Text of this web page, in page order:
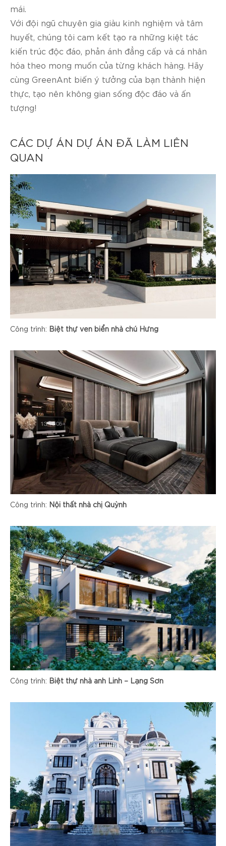
mái.
Với đội ngũ chuyên gia giàu kinh nghiệm và tâm
huyết, chúng tôi cam kết tạo ra những kiệt tác
kiến trúc độc đáo, phản ánh đẳng cấp và cá nhân
hóa theo mong muốn của từng khách hàng. Hãy
cùng GreenAnt biến ý tưởng của bạn thành hiện
thực, tạo nên không gian sống độc đáo và ấn
tượng!
CÁC DỰ ÁN DỰ ÁN ĐÃ LÀM LIÊN
QUAN
Công trình: Biệt thự ven biển nhà chú Hưng
Công trình: Nội thất nhà chị Quỳnh
Công trình: Biệt thự nhà anh Linh – Lạng Sơn